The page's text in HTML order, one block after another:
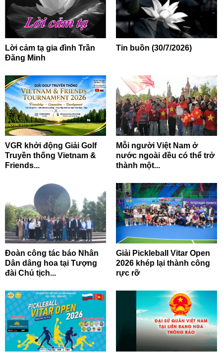
Lời cảm tạ gia đình Trần
Đăng Minh
Tin buồn (30/7/2026)
VGR khởi động Giải Golf
Truyền thống Vietnam &
Friends...
Mỗi người Việt Nam ở
nước ngoài đều có thể trở
thành một...
Đoàn công tác báo Nhân
Dân dâng hoa tại Tượng
đài Chủ tịch...
Giải Pickleball Vitar Open
2026 khép lại thành công
rực rỡ